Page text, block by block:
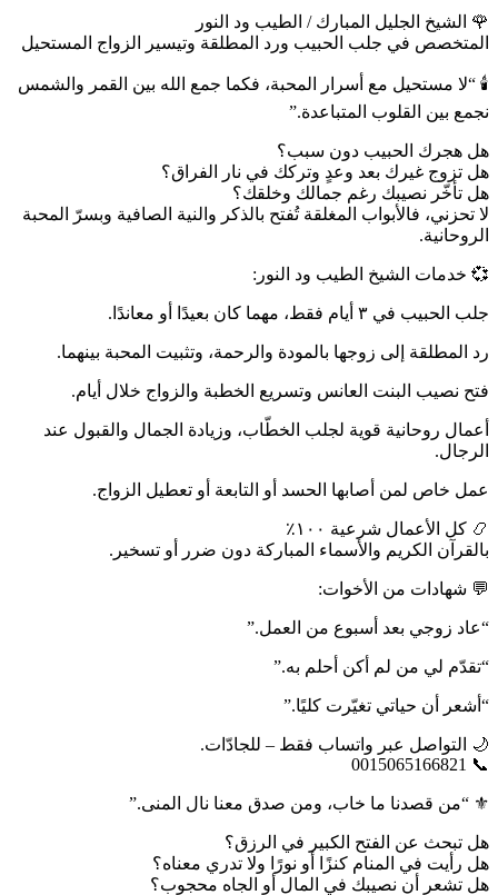
🌹 الشيخ الجليل المبارك / الطيب ود النور
المتخصص في جلب الحبيب ورد المطلقة وتيسير الزواج المستحيل
🕯️ “لا مستحيل مع أسرار المحبة، فكما جمع الله بين القمر والشمس
نجمع بين القلوب المتباعدة.”
هل هجرك الحبيب دون سبب؟
هل تزوج غيرك بعد وعدٍ وتركك في نار الفراق؟
هل تأخّر نصيبك رغم جمالك وخلقك؟
لا تحزني، فالأبواب المغلقة تُفتح بالذكر والنية الصافية وبسرّ المحبة
الروحانية.
💞 خدمات الشيخ الطيب ود النور:
جلب الحبيب في ٣ أيام فقط، مهما كان بعيدًا أو معاندًا.
رد المطلقة إلى زوجها بالمودة والرحمة، وتثبيت المحبة بينهما.
فتح نصيب البنت العانس وتسريع الخطبة والزواج خلال أيام.
أعمال روحانية قوية لجلب الخطّاب، وزيادة الجمال والقبول عند
الرجال.
عمل خاص لمن أصابها الحسد أو التابعة أو تعطيل الزواج.
📿 كل الأعمال شرعية ١٠٠٪
بالقرآن الكريم والأسماء المباركة دون ضرر أو تسخير.
💬 شهادات من الأخوات:
“عاد زوجي بعد أسبوع من العمل.”
“تقدّم لي من لم أكن أحلم به.”
“أشعر أن حياتي تغيّرت كليًا.”
🌙 التواصل عبر واتساب فقط – للجادّات.
📞 0015065166821
⚜️ “من قصدنا ما خاب، ومن صدق معنا نال المنى.”
هل تبحث عن الفتح الكبير في الرزق؟
هل رأيت في المنام كنزًا أو نورًا ولا تدري معناه؟
هل تشعر أن نصيبك في المال أو الجاه محجوب؟